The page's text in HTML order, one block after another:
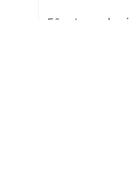
Fãs-tecnologia